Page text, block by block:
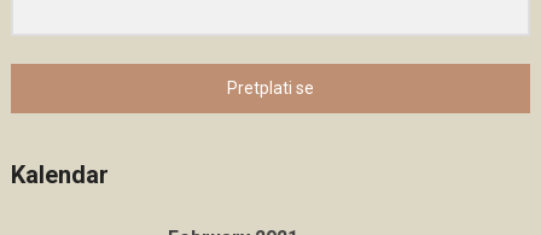
Pretplati se
Kalendar